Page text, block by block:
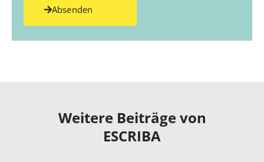
Absenden
Weitere Beiträge von
ESCRIBA